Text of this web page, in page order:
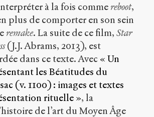
à la fois commereboot,
plus de comporter en son sein
remake. La suite de ce film, Star
(J.J. Abrams, 2013), est
dans ce texte. Avec « Un
les Béatitudes du
(v. 1100) : images et textes
rituelle », la
de l’art du Moyen Âge